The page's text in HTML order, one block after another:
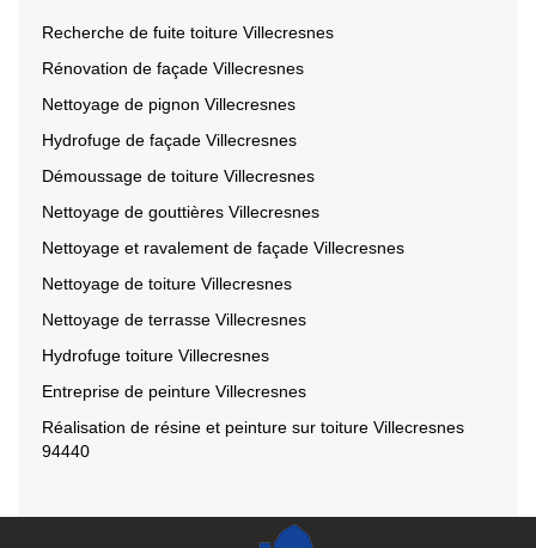
Recherche de fuite toiture Villecresnes
Rénovation de façade Villecresnes
Nettoyage de pignon Villecresnes
Hydrofuge de façade Villecresnes
Démoussage de toiture Villecresnes
Nettoyage de gouttières Villecresnes
Nettoyage et ravalement de façade Villecresnes
Nettoyage de toiture Villecresnes
Nettoyage de terrasse Villecresnes
Hydrofuge toiture Villecresnes
Entreprise de peinture Villecresnes
Réalisation de résine et peinture sur toiture Villecresnes
94440